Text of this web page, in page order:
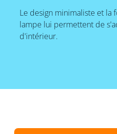
Le design minimaliste et la
lampe lui permettent de
d'intérieur.